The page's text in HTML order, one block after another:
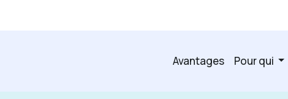
Avantages Pour qui